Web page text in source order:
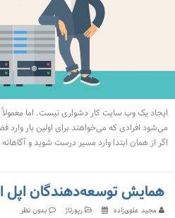
ایجاد یک وب سایت کار دشواری نیست. اما معمولاً
می‌شود افرادی که می‌خواهند برای اولین بار
اگر از همان ابتدا وارد مسیر درست شوید و
همایش توسعه‌دهندگان اپل
مجید علوی‌زاده رپورتاژ بدون نظر